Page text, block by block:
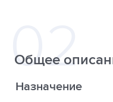
Общее
Назначение